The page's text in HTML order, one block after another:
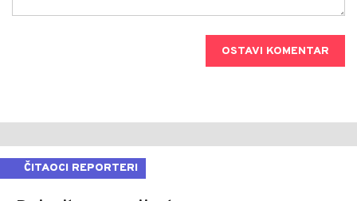
OSTAVI KOMENTAR
ČITAOCI REPORTERI